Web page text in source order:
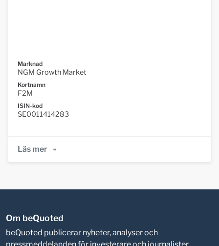
Marknad
NGM Growth Market
Kortnamn
F2M
ISIN-kod
SE0011414283
Läs mer
Om beQuoted
beQuoted publicerar nyheter, analyser och